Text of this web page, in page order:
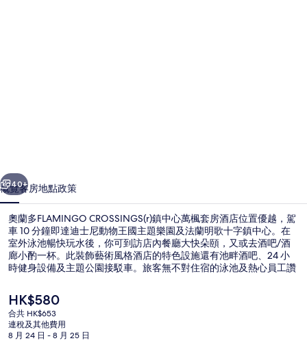
心
萬
楓
套
房
店
相
個 下一個
40+
概覽客房地點政策
奧蘭多FLAMINGO CROSSINGS(r)鎮中心萬楓套房酒店位置優越，駕
車 10 分鐘即達迪士尼動物王國主題樂園及法蘭明歌十字鎮中心。在
室外泳池暢快玩水後，你可到訪店內餐廳大快朵頤，又或去酒吧/酒
廊小酌一杯。此裝飾藝術風格酒店的特色設施還有池畔酒吧、24 小
時健身設備及主題公園接駁車。旅客無不對住宿的泳池及熱心員工讚
現
價
HK$580
HK$580
合共 HK$653
連稅及其他費用
8 月 24 日 - 8 月 25 日